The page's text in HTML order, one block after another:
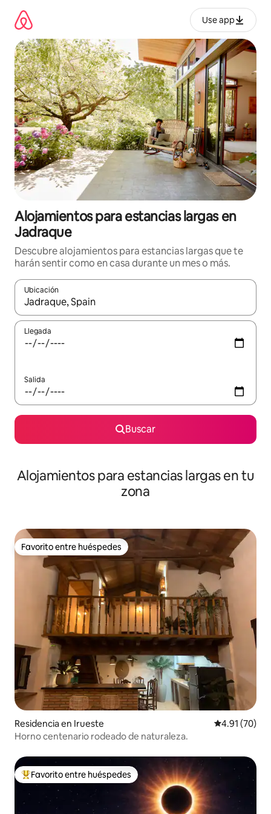
contenido
Use app
Alojamientos para estancias largas en
Jadraque
Descubre alojamientos para estancias largas que te
harán sentir como en casa durante un mes o más.
Ubicación
Cuando los resultados estén disponibles, podrás navegar
Llegada
Salida
Buscar
Alojamientos para estancias largas en tu
zona
Favorito entre huéspedes
Favorito entre huéspedes
Residencia en Irueste Calificación
4.91 (70)
Horno centenario rodeado de naturaleza.
De los mejores en Favorito entre huéspedes
Favorito entre huéspedes